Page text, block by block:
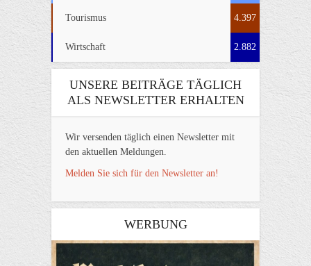
Tourismus 4.397
Wirtschaft 2.882
UNSERE BEITRÄGE TÄGLICH
ALS NEWSLETTER ERHALTEN
Wir versenden täglich einen Newsletter mit
den aktuellen Meldungen.
Melden Sie sich für den Newsletter an!
WERBUNG